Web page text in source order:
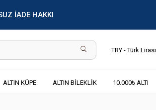
İADE HAKKI
TRY - Türk Lirası
ALTIN KÜPE ALTIN BİLEKLİK 10.000₺ ALTI